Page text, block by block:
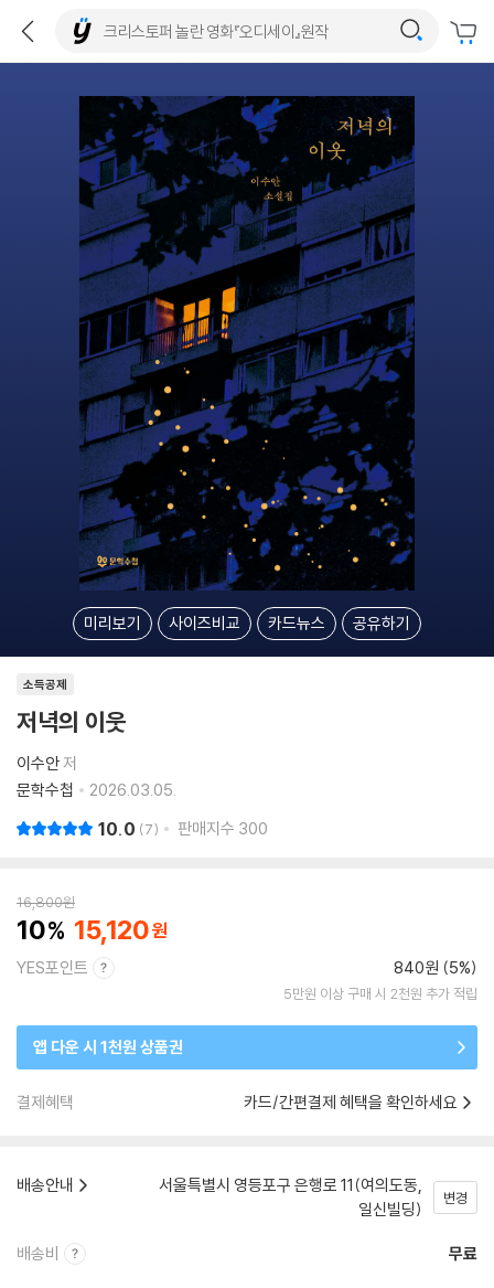
미리보기 사이즈비교 카드뉴스 공유하기
소득공제
저녁의 이웃
이수안저
문학수첩
2026.03.05.
10.0 7 판매지수 300
16,800원
10 15,120
YES포인트 840원 (5%)
5만원 이상 구매 시 2천원 추가 적립
앱 다운 시 1천원 상품권
결제혜택 카드/간편결제 혜택을 확인하세요
배송안내
서울특별시 영등포구 은행로 11(여의도동,
일신빌딩)
변경
배송비 무료